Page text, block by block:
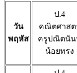
วัน
พฤหัส
ป.4
คณิตศาสต
ครูปณิตนัน
น้อยทรง